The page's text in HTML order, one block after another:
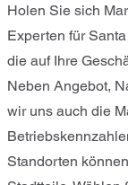
Holen Sie sich
Experten für
die auf Ihre
Neben Angebot,
wir uns auch die
Standorten